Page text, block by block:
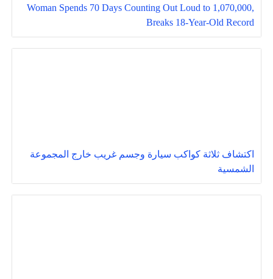
Woman Spends 70 Days Counting Out Loud to 1,070,000,
Breaks 18-Year-Old Record
اكتشاف ثلاثة كواكب سيارة وجسم غريب خارج المجموعة
الشمسية